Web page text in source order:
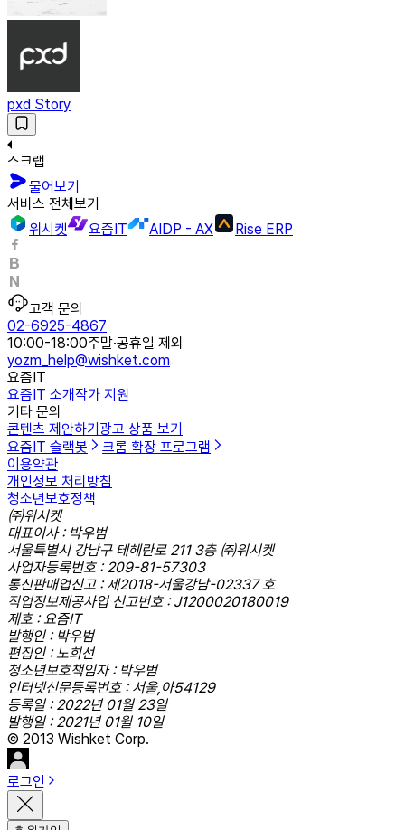
pxd Story
스크랩
물어보기
서비스 전체보기
위시켓
요즘IT AIDP - AX Rise ERP
고객 문의
02-6925-4867
10:00-18:00주말·공휴일 제외
yozm_help@wishket.com
요즘IT
요즘IT 소개작가 지원
기타 문의
콘텐츠 제안하기 광고 상품 보기
요즘IT 슬랙봇
크롬 확장 프로그램
이용약관
개인정보 처리방침
청소년보호정책
㈜위시켓
대표이사 : 박우범
서울특별시 강남구 테헤란로 211 3층 ㈜위시켓
사업자등록번호 : 209-81-57303
통신판매업신고 : 제2018-서울강남-02337 호
직업정보제공사업 신고번호 : J1200020180019
제호 : 요즘IT
발행인 : 박우범
편집인 : 노희선
청소년보호책임자 : 박우범
인터넷신문등록번호 : 서울,아54129
등록일 : 2022년 01월 23일
발행일 : 2021년 01월 10일
© 2013 Wishket Corp.
로그인